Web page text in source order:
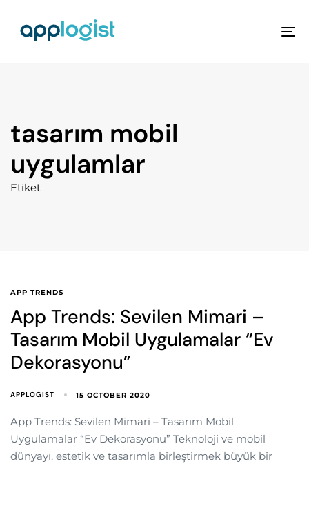
tasarım mobil
uygulamlar
Etiket
APP TRENDS
App Trends: Sevilen Mimari –
Tasarım Mobil Uygulamalar “Ev
Dekorasyonu”
APPLOGIST 15 OCTOBER 2020
App Trends: Sevilen Mimari – Tasarım Mobil
Uygulamalar “Ev Dekorasyonu” Teknoloji ve mobil
dünyayı, estetik ve tasarımla birleştirmek büyük bir